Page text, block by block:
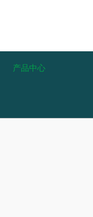
产品中心